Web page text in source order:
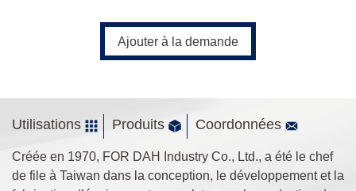
Ajouter à la demande
Utilisations Produits Coordonnées
Créée en 1970, FOR DAH Industry Co., Ltd., a été le chef
de file à Taiwan dans la conception, le développement et la